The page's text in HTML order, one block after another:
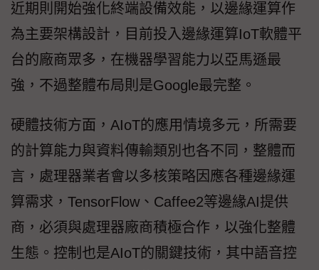
近期則開始強化終端設備效能，以邊緣運算作
為主要架構設計，目前投入邊緣運算IoT軟體平
台的廠商眾多，在機器學習能力以亞馬遜最
強，不過整體布局則是Google最完整。
硬體技術方面，AIoT的應用情境多元，所需要
的計算能力與資料傳輸類別也各不同，整體而
言，處理器業者會以多核策略因應各種邊緣運
算需求，TensorFlow、Caffee2等邊緣AI提供
商，必須與處理器廠商積極合作，以強化整體
生態。控制也是AIoT的關鍵技術，其中語音控